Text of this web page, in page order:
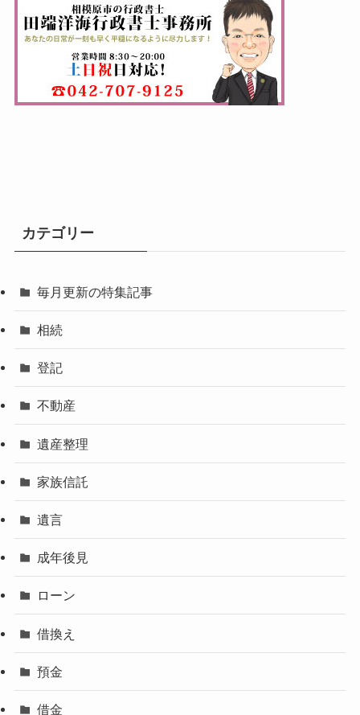
カテゴリー
毎月更新の特集記事
相続
登記
不動産
遺産整理
家族信託
遺言
成年後見
ローン
借換え
預金
借金